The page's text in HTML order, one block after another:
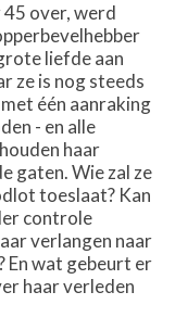
45 over, werd
liefde aan
ze is nog steeds
één aanraking
- en alle
haar
gaten. Wie zal ze
toeslaat? Kan
controle
verlangen naar
En wat gebeurt er
haar verleden